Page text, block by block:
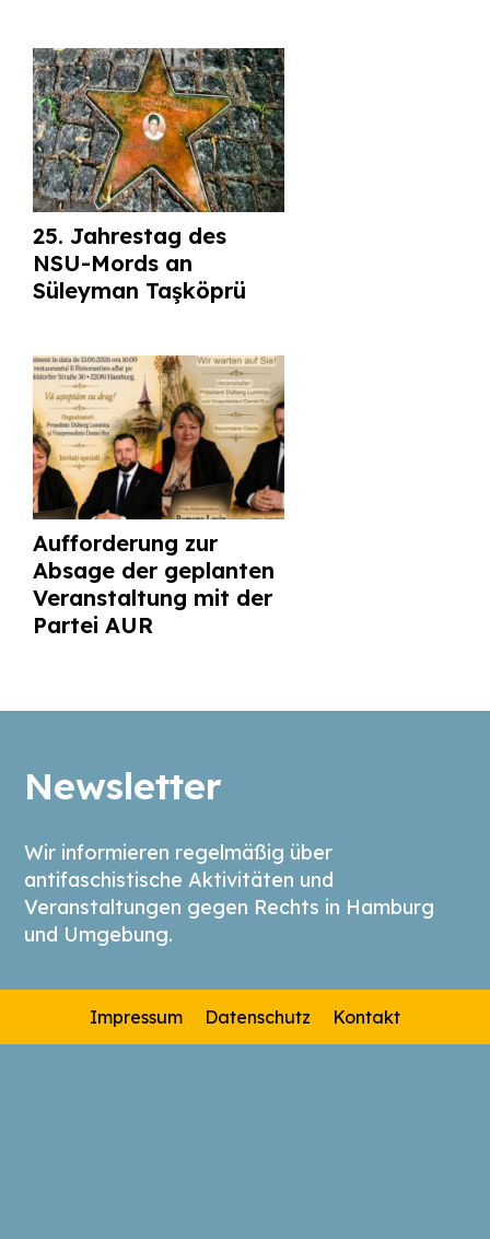
25. Jahrestag des
NSU-Mords an
Süleyman Taşköprü
Aufforderung zur
Absage der geplanten
Veranstaltung mit der
Partei AUR
Newsletter
Wir informieren regelmäßig über
antifaschistische Aktivitäten und
Veranstaltungen gegen Rechts in Hamburg
und Umgebung.
Impressum Datenschutz Kontakt